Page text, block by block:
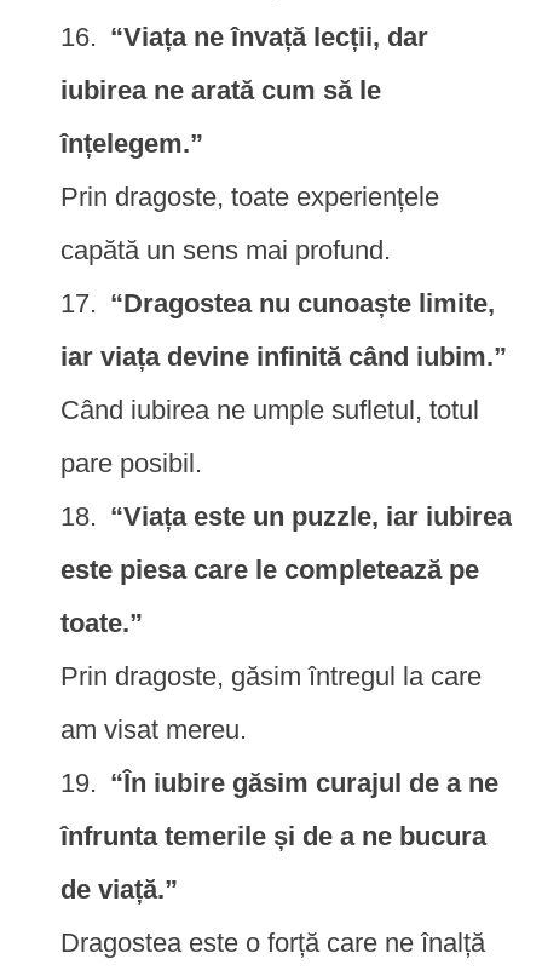
“Viața ne învață lecții, dar
iubirea ne arată cum să le
înțelegem.”
Prin dragoste, toate experiențele
capătă un sens mai profund.
“Dragostea nu cunoaște limite,
iar viața devine infinită când iubim.”
Când iubirea ne umple sufletul, totul
pare posibil.
“Viața este un puzzle, iar iubirea
este piesa care le completează pe
toate.”
Prin dragoste, găsim întregul la care
am visat mereu.
“În iubire găsim curajul de a ne
înfrunta temerile și de a ne bucura
de viață.”
Dragostea este o forță care ne înalță